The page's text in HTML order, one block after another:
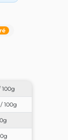
100g
100g